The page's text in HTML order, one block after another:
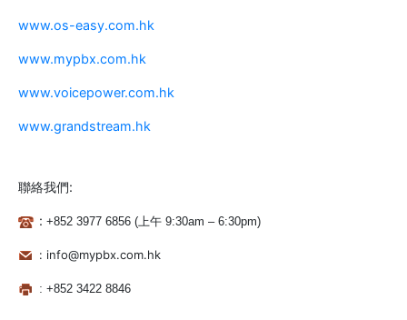
www.os-easy.com.hk
www.mypbx.com.hk
www.voicepower.com.hk
www.grandstream.hk
聯絡我們:
: +852 3977 6856 (上午 9:30am – 6:30pm)
: info@mypbx.com.hk
: +852 3422 8846